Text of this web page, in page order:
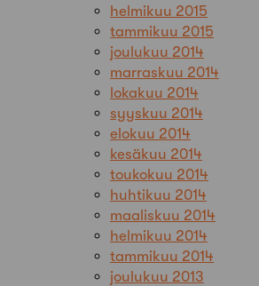
helmikuu 2015
tammikuu 2015
joulukuu 2014
marraskuu 2014
lokakuu 2014
syyskuu 2014
elokuu 2014
kesäkuu 2014
toukokuu 2014
huhtikuu 2014
maaliskuu 2014
helmikuu 2014
tammikuu 2014
joulukuu 2013